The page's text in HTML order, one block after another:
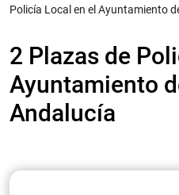
Policía Local en el Ayuntamiento
2 Plazas de
Ayuntamiento
Andalucía